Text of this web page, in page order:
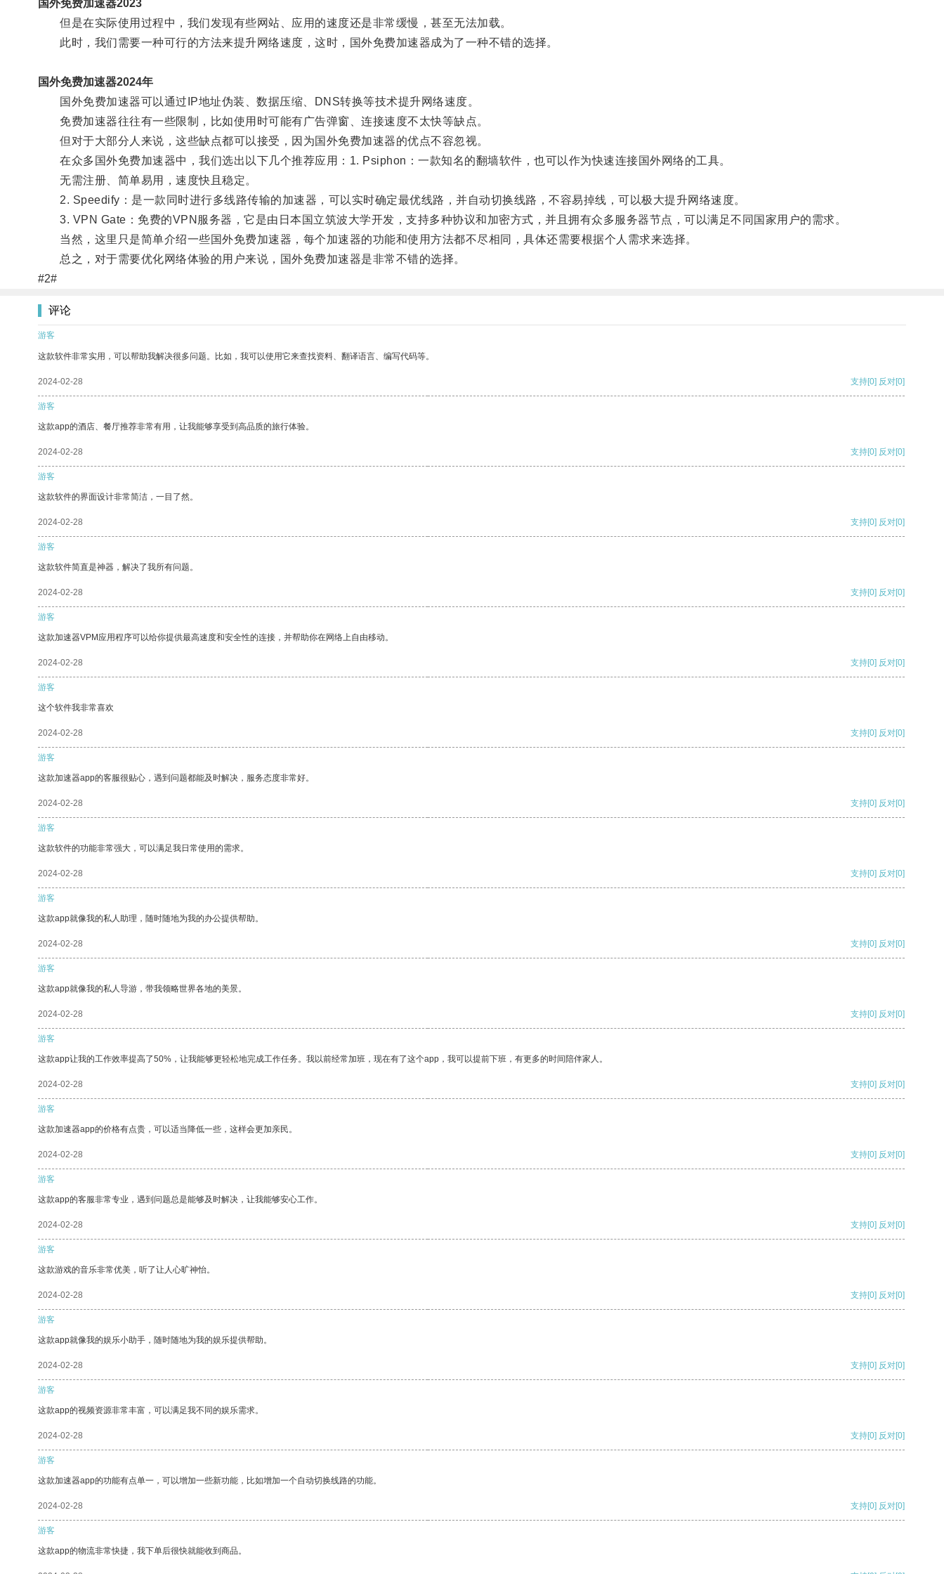
国外免费加速器2023
但是在实际使用过程中，我们发现有些网站、应用的速度还是非常缓慢，甚至无法加载。
此时，我们需要一种可行的方法来提升网络速度，这时，国外免费加速器成为了一种不错的选择。
国外免费加速器2024年
国外免费加速器可以通过IP地址伪装、数据压缩、DNS转换等技术提升网络速度。
免费加速器往往有一些限制，比如使用时可能有广告弹窗、连接速度不太快等缺点。
但对于大部分人来说，这些缺点都可以接受，因为国外免费加速器的优点不容忽视。
在众多国外免费加速器中，我们选出以下几个推荐应用：1. Psiphon：一款知名的翻墙软件，也可以作为快速连接国外网络的工具。
无需注册、简单易用，速度快且稳定。
2. Speedify：是一款同时进行多线路传输的加速器，可以实时确定最优线路，并自动切换线路，不容易掉线，可以极大提升网络速度。
3. VPN Gate：免费的VPN服务器，它是由日本国立筑波大学开发，支持多种协议和加密方式，并且拥有众多服务器节点，可以满足不同国家用户的需求。
当然，这里只是简单介绍一些国外免费加速器，每个加速器的功能和使用方法都不尽相同，具体还需要根据个人需求来选择。
总之，对于需要优化网络体验的用户来说，国外免费加速器是非常不错的选择。
#2#
评论
游客
这款软件非常实用，可以帮助我解决很多问题。比如，我可以使用它来查找资料、翻译语言、编写代码等。
2024-02-28 支持[0] 反对[0]
游客
这款app的酒店、餐厅推荐非常有用，让我能够享受到高品质的旅行体验。
2024-02-28 支持[0] 反对[0]
游客
这款软件的界面设计非常简洁，一目了然。
2024-02-28 支持[0] 反对[0]
游客
这款软件简直是神器，解决了我所有问题。
2024-02-28 支持[0] 反对[0]
游客
这款加速器VPM应用程序可以给你提供最高速度和安全性的连接，并帮助你在网络上自由移动。
2024-02-28 支持[0] 反对[0]
游客
这个软件我非常喜欢
2024-02-28 支持[0] 反对[0]
游客
这款加速器app的客服很贴心，遇到问题都能及时解决，服务态度非常好。
2024-02-28 支持[0] 反对[0]
游客
这款软件的功能非常强大，可以满足我日常使用的需求。
2024-02-28 支持[0] 反对[0]
游客
这款app就像我的私人助理，随时随地为我的办公提供帮助。
2024-02-28 支持[0] 反对[0]
游客
这款app就像我的私人导游，带我领略世界各地的美景。
2024-02-28 支持[0] 反对[0]
游客
这款app让我的工作效率提高了50%，让我能够更轻松地完成工作任务。我以前经常加班，现在有了这个app，我可以提前下班，有更多的时间陪伴家人。
2024-02-28 支持[0] 反对[0]
游客
这款加速器app的价格有点贵，可以适当降低一些，这样会更加亲民。
2024-02-28 支持[0] 反对[0]
游客
这款app的客服非常专业，遇到问题总是能够及时解决，让我能够安心工作。
2024-02-28 支持[0] 反对[0]
游客
这款游戏的音乐非常优美，听了让人心旷神怡。
2024-02-28 支持[0] 反对[0]
游客
这款app就像我的娱乐小助手，随时随地为我的娱乐提供帮助。
2024-02-28 支持[0] 反对[0]
游客
这款app的视频资源非常丰富，可以满足我不同的娱乐需求。
2024-02-28 支持[0] 反对[0]
游客
这款加速器app的功能有点单一，可以增加一些新功能，比如增加一个自动切换线路的功能。
2024-02-28 支持[0] 反对[0]
游客
这款app的物流非常快捷，我下单后很快就能收到商品。